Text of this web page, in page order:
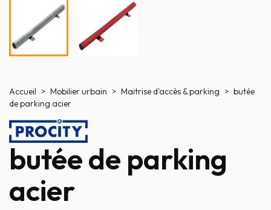
Accueil Mobilier urbain Maitrise d'accès & parking
butée
de parking acier
butée de parking
acier